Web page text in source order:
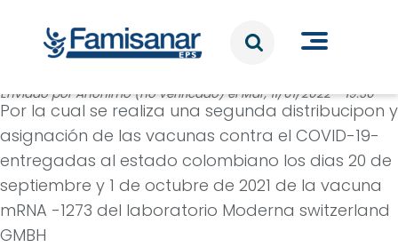
Enviado porAnónimo (no verificado)elMar, 11/01/2022 - 19:30
Por la cual se realiza una segunda distribucipon y
asignación de las vacunas contra el COVID-19-
entregadas al estado colombiano los dias 20 de
septiembre y 1 de octubre de 2021 de la vacuna
mRNA -1273 del laboratorio Moderna switzerland
GMBH